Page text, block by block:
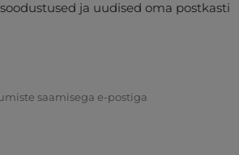
ja uudised oma postkasti
saamisega e-postiga